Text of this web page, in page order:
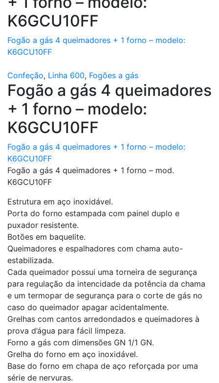
K6GCU10FF
Fogão a gás 4 queimadores + 1 forno – modelo:
K6GCU10FF
Confeção, Linha 600, Fogões a gás
Fogão a gás 4 queimadores
+ 1 forno – modelo:
K6GCU10FF
Fogão a gás 4 queimadores + 1 forno – modelo:
K6GCU10FF
Fogão a gás 4 queimadores + 1 forno – mod.
K6GCU10FF
Estrutura em aço inoxidável.
Porta do forno estampada com painel duplo e
puxador resistente.
Botões em baquelite.
Queimadores e espalhadores com chama auto-
estabilizada.
Cada queimador possui uma torneira de segurança
para regulação da intencidade da potência da chama
e um termopar de segurança para o corte de gás no
caso do queimador apagar acidentalmente.
Grelhas com cantos arredondados e queimadores à
prova d’água para fácil limpeza.
Forno a gás com dimensões GN 1/1 GN.
Grelha do forno em aço inoxidável.
Base do forno em chapa de aço reforçada por uma
série de nervuras.